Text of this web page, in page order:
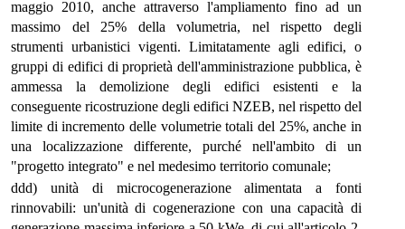
maggio 2010, anche attraverso l'ampliamento fino ad un
massimo del 25% della volumetria, nel rispetto degli
strumenti urbanistici vigenti. Limitatamente agli edifici, o
gruppi di edifici di proprietà dell'amministrazione pubblica, è
ammessa la demolizione degli edifici esistenti e la
conseguente ricostruzione degli edifici NZEB, nel rispetto del
limite di incremento delle volumetrie totali del 25%, anche in
una localizzazione differente, purché nell'ambito di un
"progetto integrato" e nel medesimo territorio comunale;
ddd) unità di microcogenerazione alimentata a fonti
rinnovabili: un'unità di cogenerazione con una capacità di